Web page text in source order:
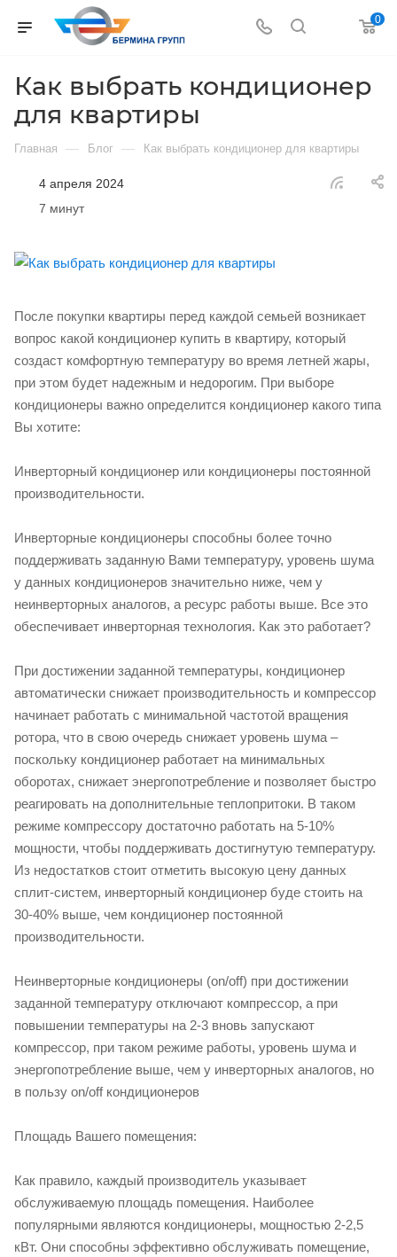
0
Как выбрать кондиционер
для квартиры
Главная — Блог — Как выбрать кондиционер для квартиры
4 апреля 2024
7 минут
После покупки квартиры перед каждой семьей возникает
вопрос какой кондиционер купить в квартиру, который
создаст комфортную температуру во время летней жары,
при этом будет надежным и недорогим. При выборе
кондиционеры важно определится кондиционер какого типа
Вы хотите:
Инверторный кондиционер или кондиционеры постоянной
производительности.
Инверторные кондиционеры способны более точно
поддерживать заданную Вами температуру, уровень шума
у данных кондиционеров значительно ниже, чем у
неинверторных аналогов, а ресурс работы выше. Все это
обеспечивает инверторная технология. Как это работает?
При достижении заданной температуры, кондиционер
автоматически снижает производительность и компрессор
начинает работать с минимальной частотой вращения
ротора, что в свою очередь снижает уровень шума –
поскольку кондиционер работает на минимальных
оборотах, снижает энергопотребление и позволяет быстро
реагировать на дополнительные теплопритоки. В таком
режиме компрессору достаточно работать на 5-10%
мощности, чтобы поддерживать достигнутую температуру.
Из недостатков стоит отметить высокую цену данных
сплит-систем, инверторный кондиционер буде стоить на
30-40% выше, чем кондиционер постоянной
производительности.
Неинверторные кондиционеры (on/off) при достижении
заданной температуру отключают компрессор, а при
повышении температуры на 2-3 вновь запускают
компрессор, при таком режиме работы, уровень шума и
энергопотребление выше, чем у инверторных аналогов, но
в пользу on/off кондиционеров
Площадь Вашего помещения:
Как правило, каждый производитель указывает
обслуживаемую площадь помещения. Наиболее
популярными являются кондиционеры, мощностью 2-2,5
кВт. Они способны эффективно обслуживать помещение,